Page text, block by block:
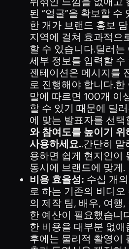
된 “얼굴”을 확보할 수
한 개가 브랜드 홍보
지역에 걸쳐 효과적으
할 수 있습니다.딜러는
세부 정보를 입력할 수
젠테이션은 메시지를
로 진행해야 합니다.한
말에 따르면 100개 이
할 수 있기 때문에 딜
에 맞는 발표자를 선택
와 참여도를 높이기 위
사용하세요..간단히 말
용하면 쉽게 현지인이
동시에 브랜드에 맞게.
비용 효율성: 수십 개
로 하는 기존의 비디
의 제작 팀, 배우, 여행,
한 예산이 필요했습니
한 비용을 대부분 없애
후에는 물리적 촬영이